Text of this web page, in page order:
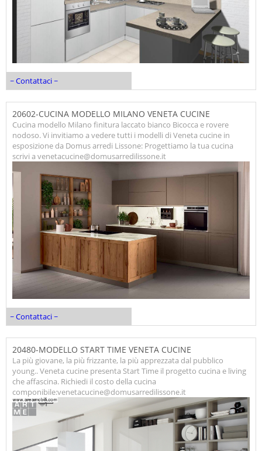
~ Contattaci ~
20602-CUCINA MODELLO MILANO VENETA CUCINE
Cucina modello Milano finitura laccato bianco Bicocca e rovere
nodoso. Vi invitiamo a vedere tutti i modelli di Veneta cucine in
esposizione da Domus arredi Lissone: Progettiamo la tua cucina
scrivi a venetacucine@domusarredilissone.it
~ Contattaci ~
20480-MODELLO START TIME VENETA CUCINE
La più giovane, la più frizzante, la più apprezzata dal pubblico
young.. Veneta cucine presenta Start Time il progetto cucina e living
che affascina. Richiedi il costo della cucina
componibile:venetacucine@domusarredilissone.it